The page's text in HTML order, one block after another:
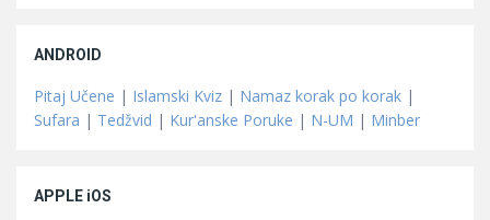
ANDROID
Pitaj Učene | Islamski Kviz | Namaz korak po korak |
Sufara | Tedžvid | Kur'anske Poruke | N-UM | Minber
APPLE iOS